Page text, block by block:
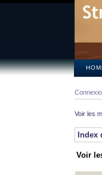
Voir les
Index
Voir